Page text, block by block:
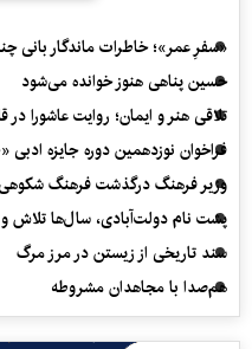
«سفرِ عمر»؛ خاطرات ماندگار بانی
حسین پناهی هنوز خوانده می‌شود
تلاقی هنر و ایمان؛ روایت عاشورا
فراخوان نوزدهمین دوره جایزه
وزیر فرهنگ درگذشت فرهنگ
پشت نام دولت‌آبادی، سال‌ها تلاش
سند تاریخی از زیستن در مرز مرگ
هم‌صدا با مجاهدان مشروطه